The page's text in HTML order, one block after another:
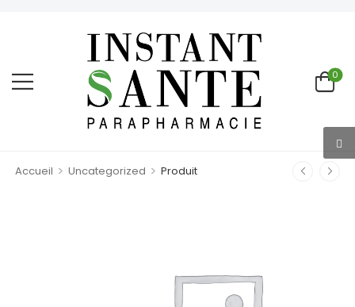
0
Accueil > Uncategorized > Produit